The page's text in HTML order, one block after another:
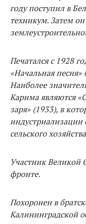
году поступил в
техникум. Затем
Печатался с 1928
«Начальная
Наиболее
Карима являются
заря» (1933), в
индустриализации
сельского
Участник Великой
фронте.
Похоронен в
Калининградской